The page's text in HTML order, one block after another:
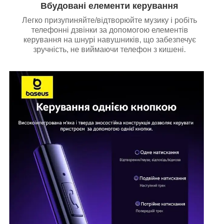
Вбудовані елементи керування
Легко призупиняйте/відтворюйте музику і робіть
телефонні дзвінки за допомогою елементів
керування на шнурі навушників, що забезпечує
зручність, не виймаючи телефон з кишені.